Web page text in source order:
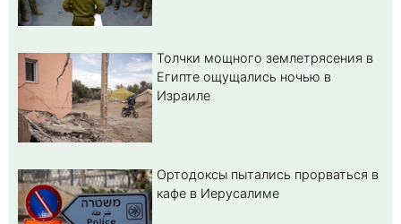
Толчки мощного землетрясения в
Египте ощущались ночью в
Израиле
Ортодоксы пытались прорваться в
кафе в Иерусалиме